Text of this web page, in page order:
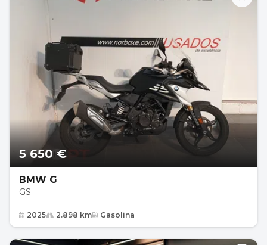
5 650 €
BMW G
GS
2025 2.898 km Gasolina